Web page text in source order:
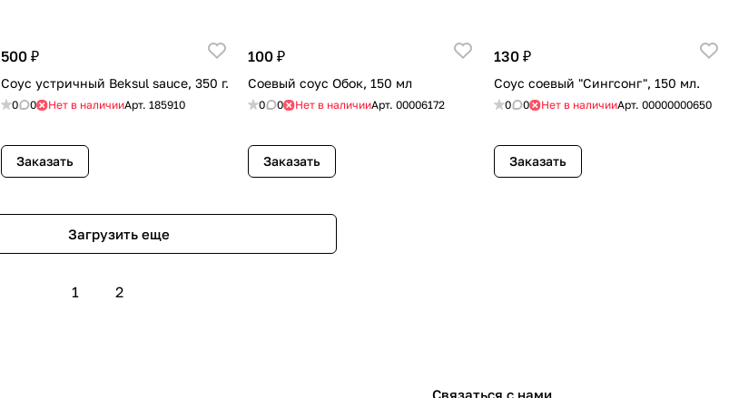
500 ₽
Соус устричный Beksul sauce, 350 г.
0 0 Нет в наличииАрт.185910
Заказать
100 ₽
Соевый соус Обок, 150 мл
0 0 Нет в наличииАрт. 00006172
Заказать
130 ₽
Соус соевый "Сингсонг", 150 мл.
0 0 Нет в наличииАрт. 00000000650
Заказать
Загрузить еще
1 2
Связаться с нами